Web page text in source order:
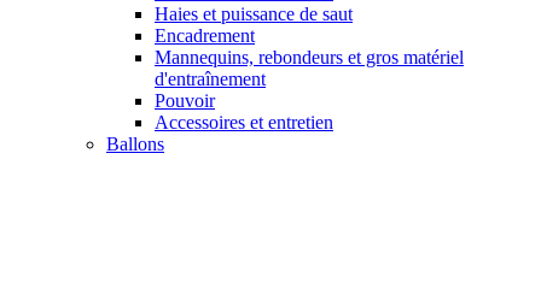
Haies et puissance de saut
Encadrement
Mannequins, rebondeurs et gros matériel
d'entraînement
Pouvoir
Accessoires et entretien
Ballons